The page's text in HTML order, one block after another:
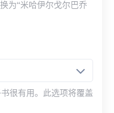
为“米哈伊尔·戈尔巴乔
很有用。此选项将覆盖